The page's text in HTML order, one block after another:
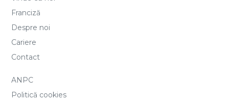
Franciză
Despre noi
Cariere
Contact
ANPC
Politică cookies